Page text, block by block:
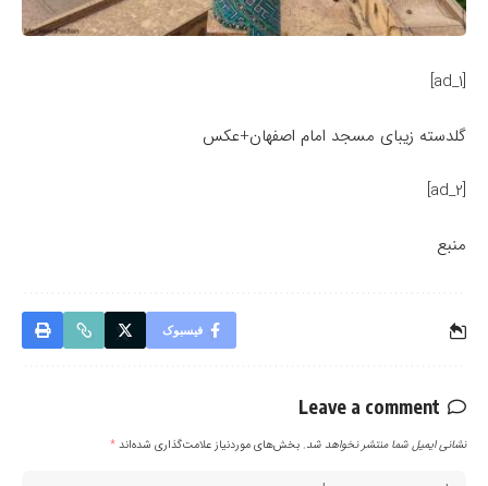
[ad_1]
گلدسته زیبای مسجد امام اصفهان+عکس
[ad_2]
منبع
فیسبوک
Leave a comment
نشانی ایمیل شما منتشر نخواهد شد. بخش‌های موردنیاز علامت‌گذاری شده‌اند*